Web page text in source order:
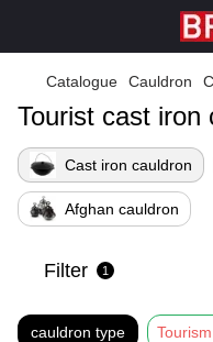
Catalogue Cauldron
Tourist cast iron
Cast iron cauldron
Afghan cauldron
Filter 1
cauldron type Tourism